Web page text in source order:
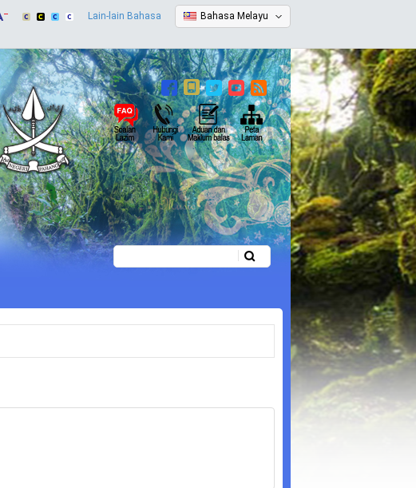
Bahasa Melayu
Lain-lain Bahasa
Borang carian